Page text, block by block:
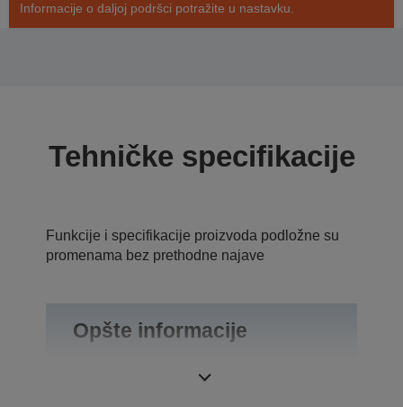
Informacije o daljoj podršci potražite u nastavku.
Tehničke specifikacije
Funkcije i specifikacije proizvoda podložne su
promenama bez prethodne najave
Opšte informacije